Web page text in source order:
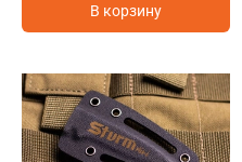
В корзину